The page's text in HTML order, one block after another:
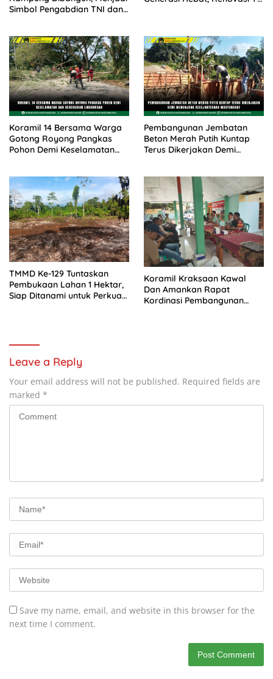
Simbol Pengabdian TNI dan
Koramil 14 Bersama Warga
Gotong Royong Pangkas
Pohon Demi Keselamatan
Pembangunan Jembatan
Beton Merah Putih Kuntap
Terus Dikerjakan Demi
TMMD Ke-129 Tuntaskan
Pembukaan Lahan 1 Hektar,
Siap Ditanami untuk Perkuat
Koramil Kraksaan Kawal
Dan Amankan Rapat
Kordinasi Pembangunan
Leave a Reply
Your email address will not be published. Required fields are
marked *
Save my name, email, and website in this browser for the
next time I comment.